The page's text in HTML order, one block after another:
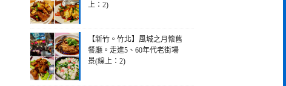
上：2)
【新竹。竹北】風城之月懷舊
餐廳。走進5、60年代老街場
景(線上：2)